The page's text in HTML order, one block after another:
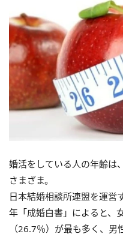
婚活をしている人の年齢は
さまざま。
⽇本結婚相談所連盟を運営
年「成婚白書」によると、
（26.7％）が最も多く、